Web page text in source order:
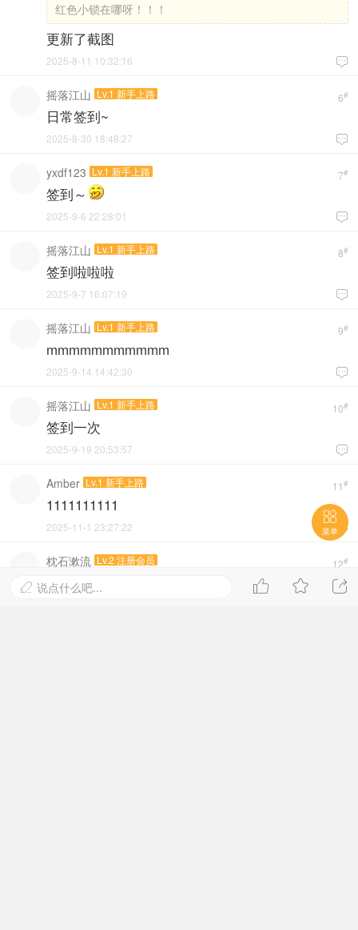
红色小锁在哪呀！！！
更新了截图

2025-8-11 10:32:16
6#
摇落江山 Lv.1 新手上路
日常签到~

2025-8-30 18:48:27
7#
yxdf123 Lv.1 新手上路
签到～

2025-9-6 22:28:01
8#
摇落江山 Lv.1 新手上路
签到啦啦啦

2025-9-7 16:07:19
9#
摇落江山 Lv.1 新手上路
mmmmmmmmmmm

2025-9-14 14:42:30
10#
摇落江山 Lv.1 新手上路
签到一次

2025-9-19 20:53:57
11 #
Amber Lv.1 新手上路
1111111111

2025-11-1 23:27:22
12#
枕石漱流 Lv.2 注册会员
审核要多久啊？

菜单



 说点什么吧...